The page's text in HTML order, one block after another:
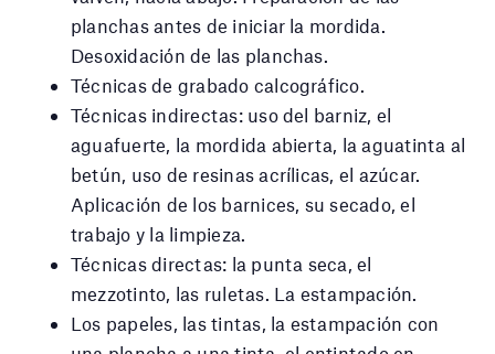
planchas antes de iniciar la mordida.
Desoxidación de las planchas.
Técnicas de grabado calcográfico.
Técnicas indirectas: uso del barniz, el
aguafuerte, la mordida abierta, la aguatinta al
betún, uso de resinas acrílicas, el azúcar.
Aplicación de los barnices, su secado, el
trabajo y la limpieza.
Técnicas directas: la punta seca, el
mezzotinto, las ruletas. La estampación.
Los papeles, las tintas, la estampación con